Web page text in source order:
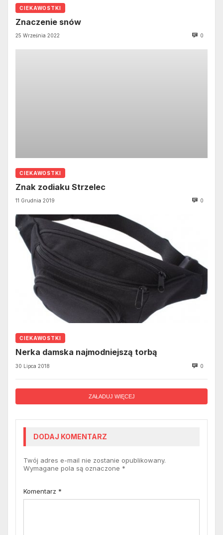
CIEKAWOSTKI
Znaczenie snów
25 Września 2022 0
CIEKAWOSTKI
Znak zodiaku Strzelec
11 Grudnia 2019 0
CIEKAWOSTKI
Nerka damska najmodniejszą torbą
30 Lipca 2018 0
ZAŁADUJ WIĘCEJ
DODAJ KOMENTARZ
Twój adres e-mail nie zostanie opublikowany.
Wymagane pola są oznaczone *
Komentarz *